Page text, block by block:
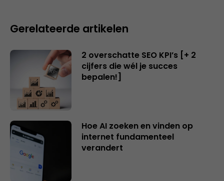
Gerelateerde artikelen
2 overschatte SEO KPI’s [+ 2
cijfers die wél je succes
bepalen!]
Hoe AI zoeken en vinden op
internet fundamenteel
verandert